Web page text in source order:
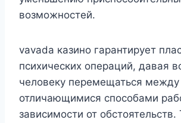
возможностей.
vavada казино гарантирует
психических операций, давая
человеку перемещаться между
отличающимися способами
зависимости от